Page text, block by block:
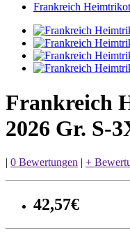
Frankreich
Frankreich
2026 Gr. S-
| 0 Bewertungen | +
42,57€